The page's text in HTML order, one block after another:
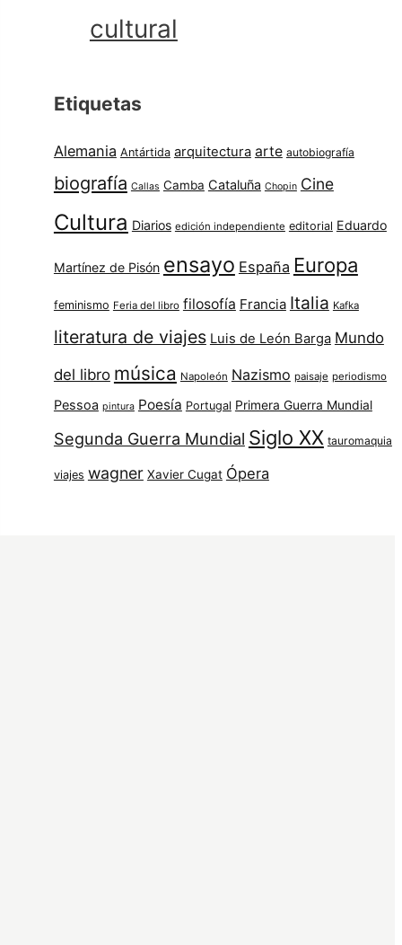
cultural
Etiquetas
Alemania Antártida arquitectura arte autobiografía
biografía Callas Camba Cataluña Chopin Cine
Cultura Diarios edición independiente editorial Eduardo
Martínez de Pisón ensayo España Europa
feminismo Feria del libro filosofía Francia Italia Kafka
literatura de viajes Luis de León Barga Mundo
del libro música Napoleón Nazismo paisaje periodismo
Pessoa pintura Poesía Portugal Primera Guerra Mundial
Segunda Guerra Mundial Siglo XX tauromaquia
viajes wagner Xavier Cugat Ópera